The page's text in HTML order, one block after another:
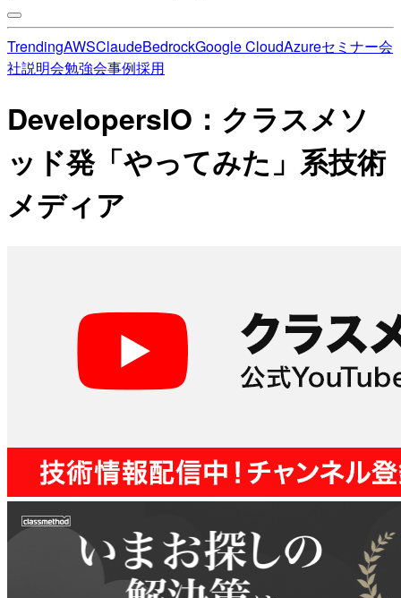
TrendingAWSClaudeBedrockGoogle CloudAzureセミナー会
社説明会勉強会事例採用
DevelopersIO：クラスメソ
ッド発「やってみた」系技術
メディア